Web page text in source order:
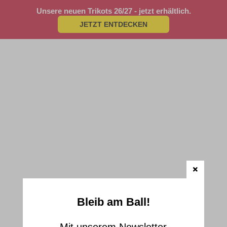
Unsere neuen Trikots 26/27 - jetzt erhältlich.
JETZT ENTDECKEN
Bleib am Ball!